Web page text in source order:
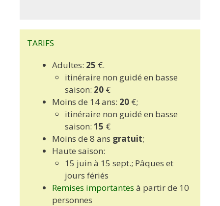
TARIFS
Adultes: 25 €.
itinéraire non guidé en basse
saison: 20€
Moins de 14 ans: 20 €;
itinéraire non guidé en basse
saison: 15 €
Moins de 8 ans gratuit;
Haute saison:
15 juin à 15 sept.; Pâques et
jours fériés
Remises importantes à partir de 10
personnes